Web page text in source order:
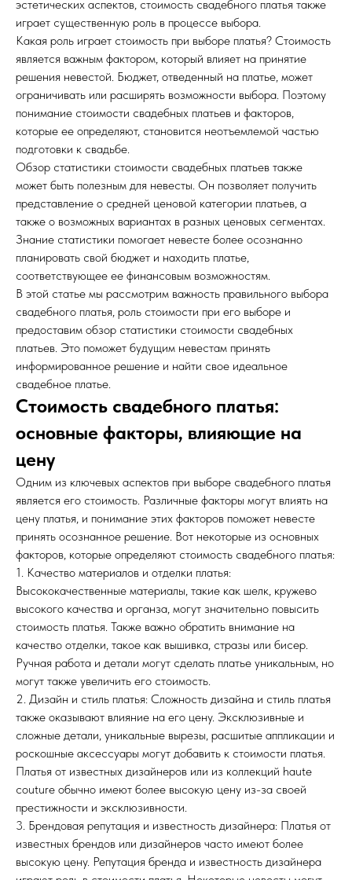
эстетических аспектов, стоимость свадебного платья также
играет существенную роль в процессе выбора.
Какая роль играет стоимость при выборе платья? Стоимость
является важным фактором, который влияет на принятие
решения невестой. Бюджет, отведенный на платье, может
ограничивать или расширять возможности выбора. Поэтому
понимание стоимости свадебных платьев и факторов,
которые ее определяют, становится неотъемлемой частью
подготовки к свадьбе.
Обзор статистики стоимости свадебных платьев также
может быть полезным для невесты. Он позволяет получить
представление о средней ценовой категории платьев, а
также о возможных вариантах в разных ценовых сегментах.
Знание статистики помогает невесте более осознанно
планировать свой бюджет и находить платье,
соответствующее ее финансовым возможностям.
В этой статье мы рассмотрим важность правильного выбора
свадебного платья, роль стоимости при его выборе и
предоставим обзор статистики стоимости свадебных
платьев. Это поможет будущим невестам принять
информированное решение и найти свое идеальное
свадебное платье.
Стоимость свадебного платья:
основные факторы, влияющие на
цену
Одним из ключевых аспектов при выборе свадебного платья
является его стоимость. Различные факторы могут влиять на
цену платья, и понимание этих факторов поможет невесте
принять осознанное решение. Вот некоторые из основных
факторов, которые определяют стоимость свадебного платья:
1. Качество материалов и отделки платья:
Высококачественные материалы, такие как шелк, кружево
высокого качества и органза, могут значительно повысить
стоимость платья. Также важно обратить внимание на
качество отделки, такое как вышивка, стразы или бисер.
Ручная работа и детали могут сделать платье уникальным, но
могут также увеличить его стоимость.
2. Дизайн и стиль платья: Сложность дизайна и стиль платья
также оказывают влияние на его цену. Эксклюзивные и
сложные детали, уникальные вырезы, расшитые аппликации и
роскошные аксессуары могут добавить к стоимости платья.
Платья от известных дизайнеров или из коллекций haute
couture обычно имеют более высокую цену из-за своей
престижности и эксклюзивности.
3. Брендовая репутация и известность дизайнера: Платья от
известных брендов или дизайнеров часто имеют более
высокую цену. Репутация бренда и известность дизайнера